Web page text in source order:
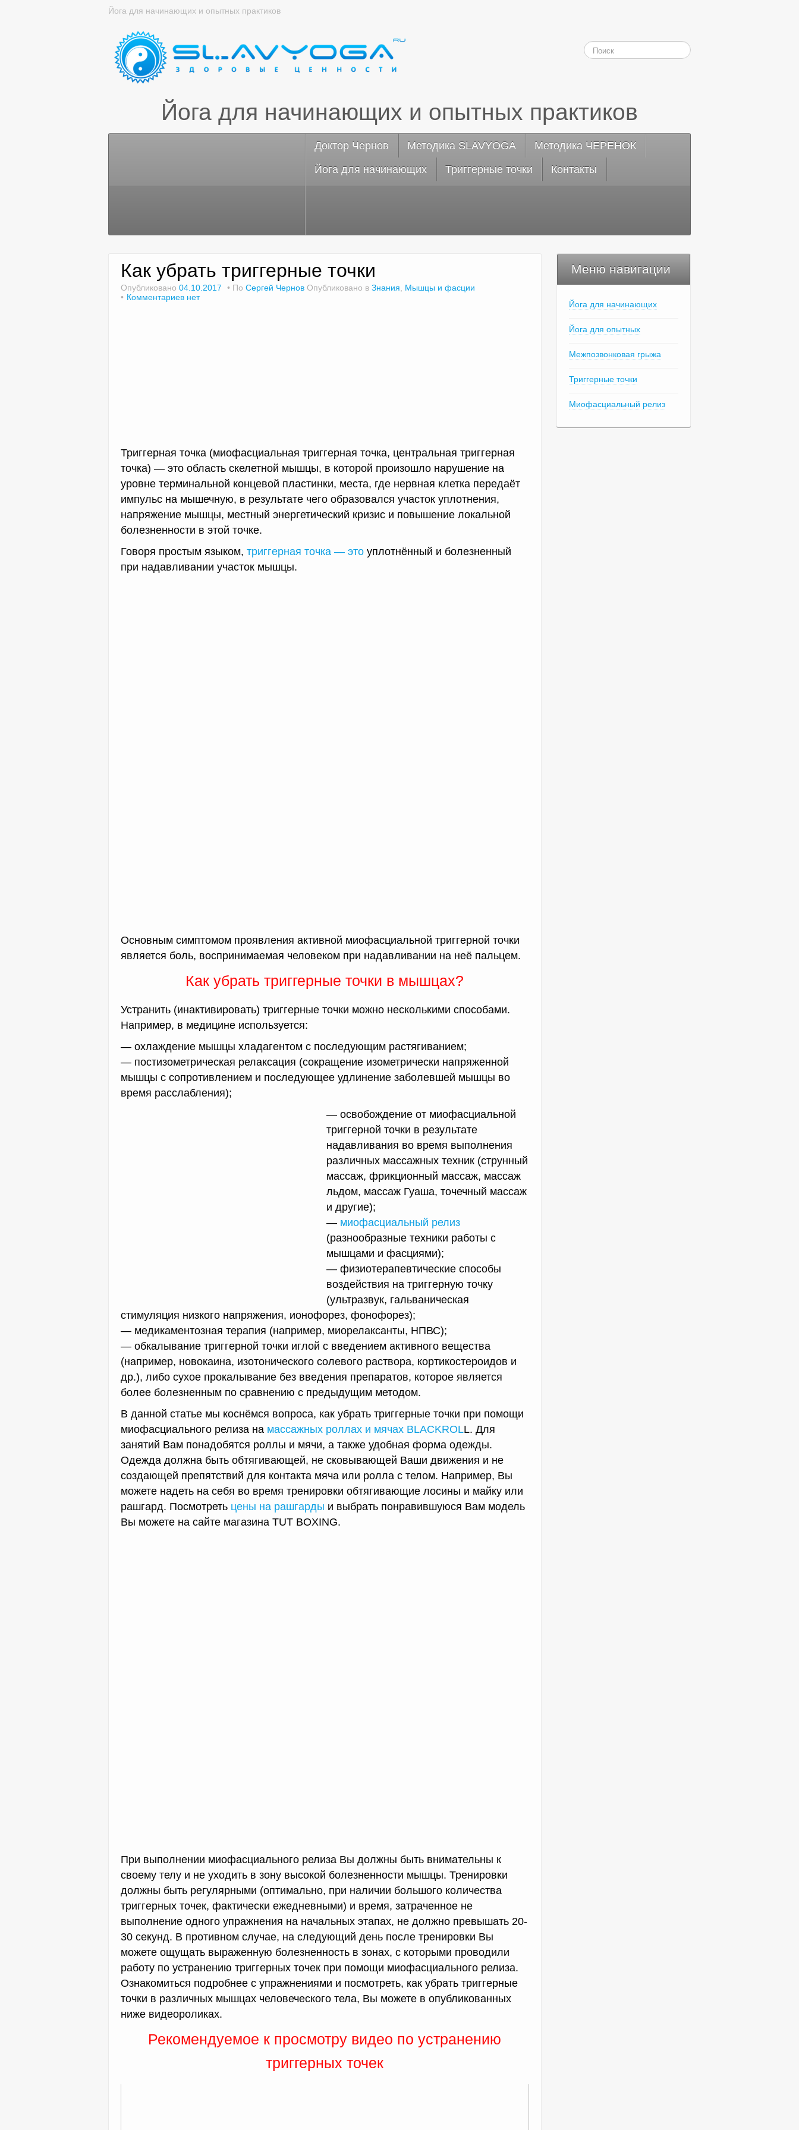
Йога для начинающих и опытных практиков
Йога для начинающих и опытных практиков
Доктор Чернов Методика SLAVYOGA
Методика ЧЕРЕНОК
Йога для начинающих
Триггерные точки Контакты
Как убрать триггерные точки
Опубликовано 04.10.2017 По Сергей Чернов Опубликовано в Знания
Мышцы и фасции
Комментариев нет
Триггерная точка (миофасциальная триггерная точка, центральная триггерная
точка) — это область скелетной мышцы, в которой произошло нарушение на
уровне терминальной концевой пластинки, места, где нервная клетка передаёт
импульс на мышечную, в результате чего образовался участок уплотнения,
напряжение мышцы, местный энергетический кризис и повышение локальной
болезненности в этой точке.
Говоря простым языком, триггерная точка — это уплотнённый и болезненный
при надавливании участок мышцы.
Основным симптомом проявления активной миофасциальной триггерной точки
является боль, воспринимаемая человеком при надавливании на неё пальцем.
Как убрать триггерные точки в мышцах?
Устранить (инактивировать) триггерные точки можно несколькими способами.
Например, в медицине используется:
— охлаждение мышцы хладагентом с последующим растягиванием;
— постизометрическая релаксация (сокращение изометрически напряженной
мышцы с сопротивлением и последующее удлинение заболевшей мышцы во
время расслабления);
— освобождение от миофасциальной
триггерной точки в результате
надавливания во время выполнения
различных массажных техник (струнный
массаж, фрикционный массаж, массаж
льдом, массаж Гуаша, точечный массаж
и другие);
— миофасциальный релиз
(разнообразные техники работы с
мышцами и фасциями);
— физиотерапевтические способы
воздействия на триггерную точку
(ультразвук, гальваническая
стимуляция низкого напряжения, ионофорез, фонофорез);
— медикаментозная терапия (например, миорелаксанты, НПВС);
— обкалывание триггерной точки иглой с введением активного вещества
(например, новокаина, изотонического солевого раствора, кортикостероидов и
др.), либо сухое прокалывание без введения препаратов, которое является
более болезненным по сравнению с предыдущим методом.
В данной статье мы коснёмся вопроса, как убрать триггерные точки при помощи
миофасциального релиза на массажных роллах и мячах BLACKROLL. Для
занятий Вам понадобятся роллы и мячи, а также удобная форма одежды.
Одежда должна быть обтягивающей, не сковывающей Ваши движения и не
создающей препятствий для контакта мяча или ролла с телом. Например, Вы
можете надеть на себя во время тренировки обтягивающие лосины и майку или
рашгард. Посмотреть цены на рашгарды и выбрать понравившуюся Вам модель
Вы можете на сайте магазина TUT BOXING.
При выполнении миофасциального релиза Вы должны быть внимательны к
своему телу и не уходить в зону высокой болезненности мышцы. Тренировки
должны быть регулярными (оптимально, при наличии большого количества
триггерных точек, фактически ежедневными) и время, затраченное не
выполнение одного упражнения на начальных этапах, не должно превышать 20-
30 секунд. В противном случае, на следующий день после тренировки Вы
можете ощущать выраженную болезненность в зонах, с которыми проводили
работу по устранению триггерных точек при помощи миофасциального релиза.
Ознакомиться подробнее с упражнениями и посмотреть, как убрать триггерные
точки в различных мышцах человеческого тела, Вы можете в опубликованных
ниже видеороликах.
Рекомендуемое к просмотру видео по устранению
триггерных точек
Меню навигации
Йога для начинающих
Йога для опытных
Межпозвонковая грыжа
Триггерные точки
Миофасциальный релиз